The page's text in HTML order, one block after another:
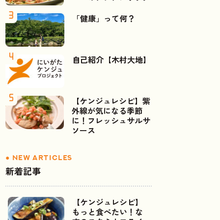
「健康」って何？
自己紹介【木村大地】
【ケンジュレシピ】紫
外線が気になる季節
に！フレッシュサルサ
ソース
新着記事
【ケンジュレシピ】
もっと食べたい！な